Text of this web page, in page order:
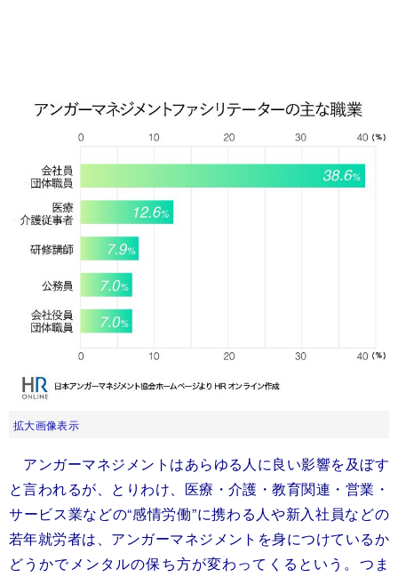
拡大画像表示
アンガーマネジメントはあらゆる人に良い影響を及ぼす
と言われるが、とりわけ、医療・介護・教育関連・営業・
サービス業などの“感情労働”に携わる人や新入社員などの
若年就労者は、アンガーマネジメントを身につけているか
どうかでメンタルの保ち方が変わってくるという。つま